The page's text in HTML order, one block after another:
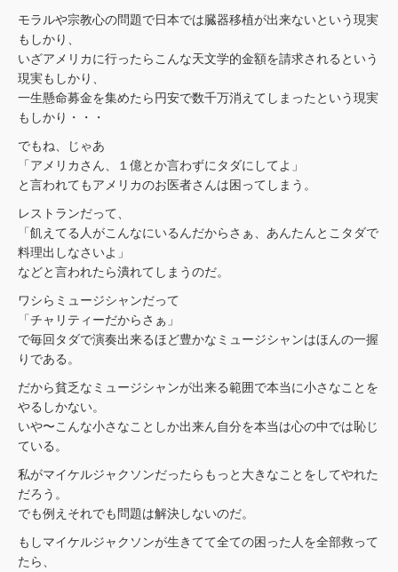
モラルや宗教心の問題で日本では臓器移植が出来ないという現実
もしかり、
いざアメリカに行ったらこんな天文学的金額を請求されるという
現実もしかり、
一生懸命募金を集めたら円安で数千万消えてしまったという現実
もしかり・・・
でもね、じゃあ
「アメリカさん、１億とか言わずにタダにしてよ」
と言われてもアメリカのお医者さんは困ってしまう。
レストランだって、
「飢えてる人がこんなにいるんだからさぁ、あんたんとこタダで
料理出しなさいよ」
などと言われたら潰れてしまうのだ。
ワシらミュージシャンだって
「チャリティーだからさぁ」
で毎回タダで演奏出来るほど豊かなミュージシャンはほんの一握
りである。
だから貧乏なミュージシャンが出来る範囲で本当に小さなことを
やるしかない。
いや〜こんな小さなことしか出来ん自分を本当は心の中では恥じ
ている。
私がマイケルジャクソンだったらもっと大きなことをしてやれた
だろう。
でも例えそれでも問題は解決しないのだ。
もしマイケルジャクソンが生きてて全ての困った人を全部救って
たら、